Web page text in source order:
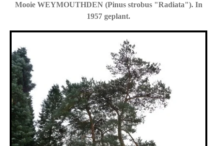
Mooie WEYMOUTHDEN (Pinus strobus "Radiata"). In
1957 geplant.